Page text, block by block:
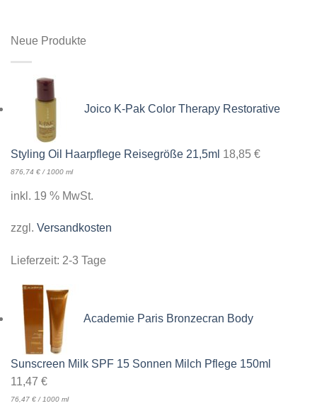
Neue Produkte
Joico K-Pak Color Therapy Restorative
Styling Oil Haarpflege Reisegröße 21,5ml 18,85 €
876,74 € / 1000 ml
inkl. 19 % MwSt.
zzgl. Versandkosten
Lieferzeit: 2-3 Tage
Academie Paris Bronzecran Body
Sunscreen Milk SPF 15 Sonnen Milch Pflege 150ml
11,47 €
76,47 € / 1000 ml